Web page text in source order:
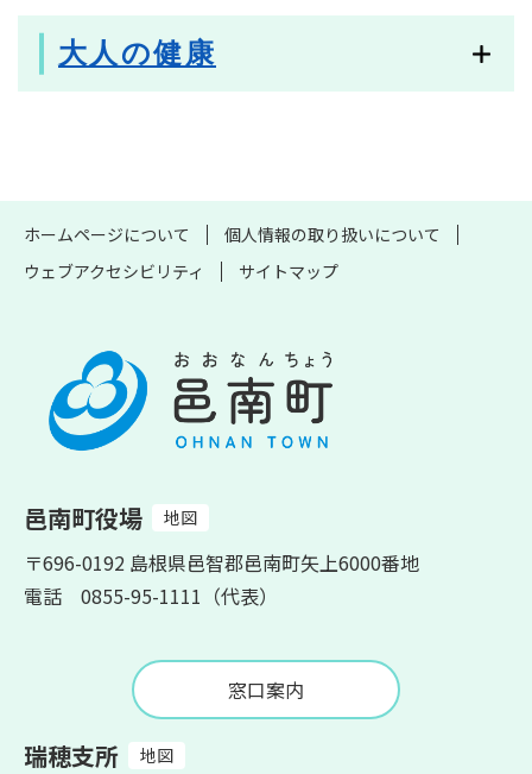
大人の健康
ホームページについて
個人情報の取り扱いについて
ウェブアクセシビリティ
サイトマップ
邑南町役場 地図
〒696-0192 島根県邑智郡邑南町矢上6000番地
電話 0855-95-1111（代表）
窓口案内
瑞穂支所 地図